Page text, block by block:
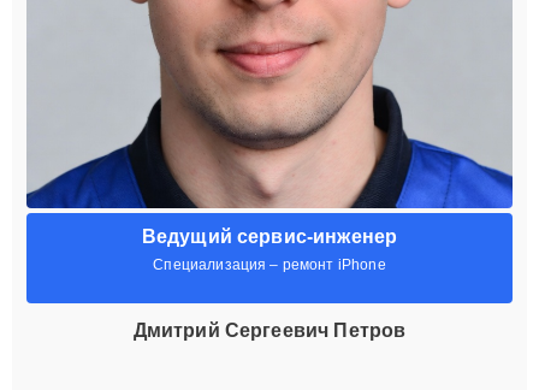
Ведущий сервис-инженер
Специализация – ремонт iPhone
Дмитрий Сергеевич Петров